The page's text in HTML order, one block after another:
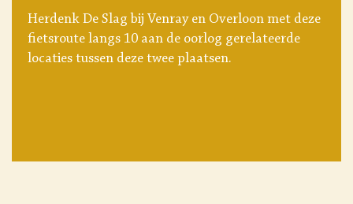
Herdenk De Slag bij Venray en Overloon met deze
fietsroute langs 10 aan de oorlog gerelateerde
locaties tussen deze twee plaatsen.